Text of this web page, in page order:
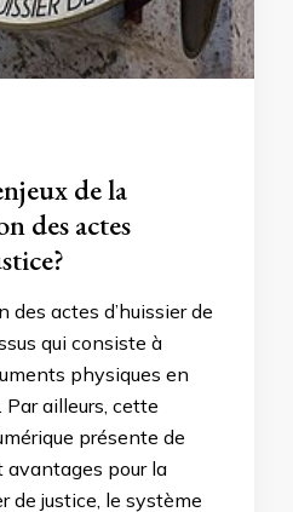
de la
des actes
des actes d’huissier de
qui consiste à
physiques en
ailleurs, cette
présente de
avantages pour la
de justice, le système